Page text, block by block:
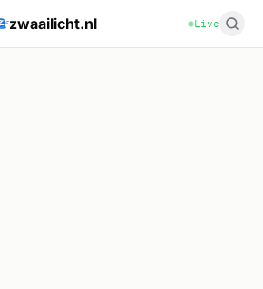
zwaailicht.nl Live